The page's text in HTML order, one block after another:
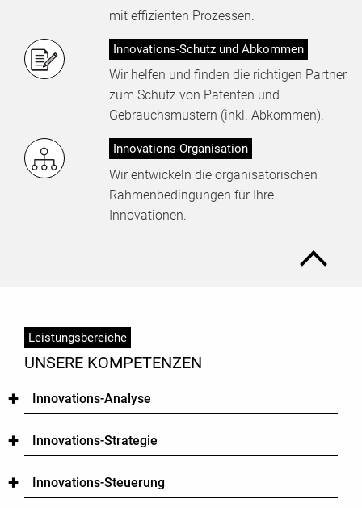
mit effizienten Prozessen.
Innovations-Schutz und Abkommen
Wir helfen und finden die richtigen Partner
zum Schutz von Patenten und
Gebrauchsmustern (inkl. Abkommen).
Innovations-Organisation
Wir entwickeln die organisatorischen
Rahmenbedingungen für Ihre
Innovationen.
Leistungsbereiche
UNSERE KOMPETENZEN
Innovations-Analyse
+
Innovations-Strategie
+
Innovations-Steuerung
+